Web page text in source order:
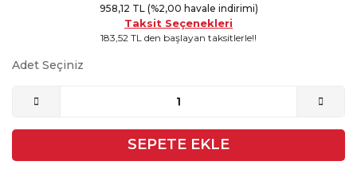
958,12 TL (%2,00 havale indirimi)
Taksit Seçenekleri
183,52 TL den başlayan taksitlerle!!
Adet Seçiniz
SEPETE EKLE